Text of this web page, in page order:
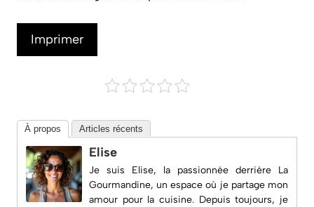
Imprimer
À propos Articles récents
Elise
Je suis Elise, la passionnée derrière La
Gourmandine, un espace où je partage mon
amour pour la cuisine. Depuis toujours, je